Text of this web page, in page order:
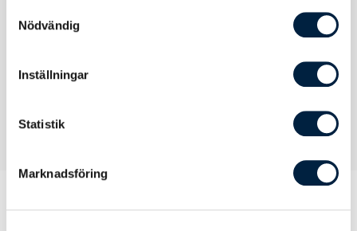
Nödvändig
Inställningar
Statistik
Marknadsföring